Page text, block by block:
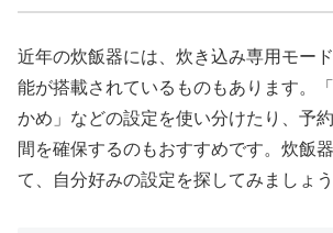
近年の炊飯器には、炊き込み専用モー
能が搭載されているものもあります。
かめ」などの設定を使い分けたり、予
間を確保するのもおすすめです。炊飯
て、自分好みの設定を探してみましょう